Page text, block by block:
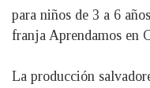
para niños de 3 a 6
franja Aprendamos en
La producción